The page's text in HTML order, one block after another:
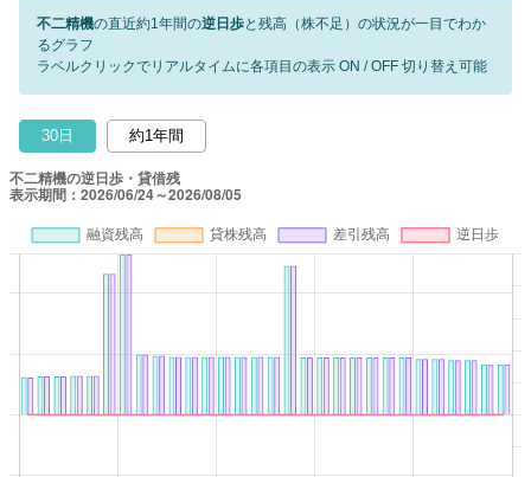
不二精機の直近約1年間の逆日歩と残高（株不足）の状況が一目でわか
るグラフ
ラベルクリックでリアルタイムに各項目の表示 ON / OFF 切り替え可能
30日 約1年間